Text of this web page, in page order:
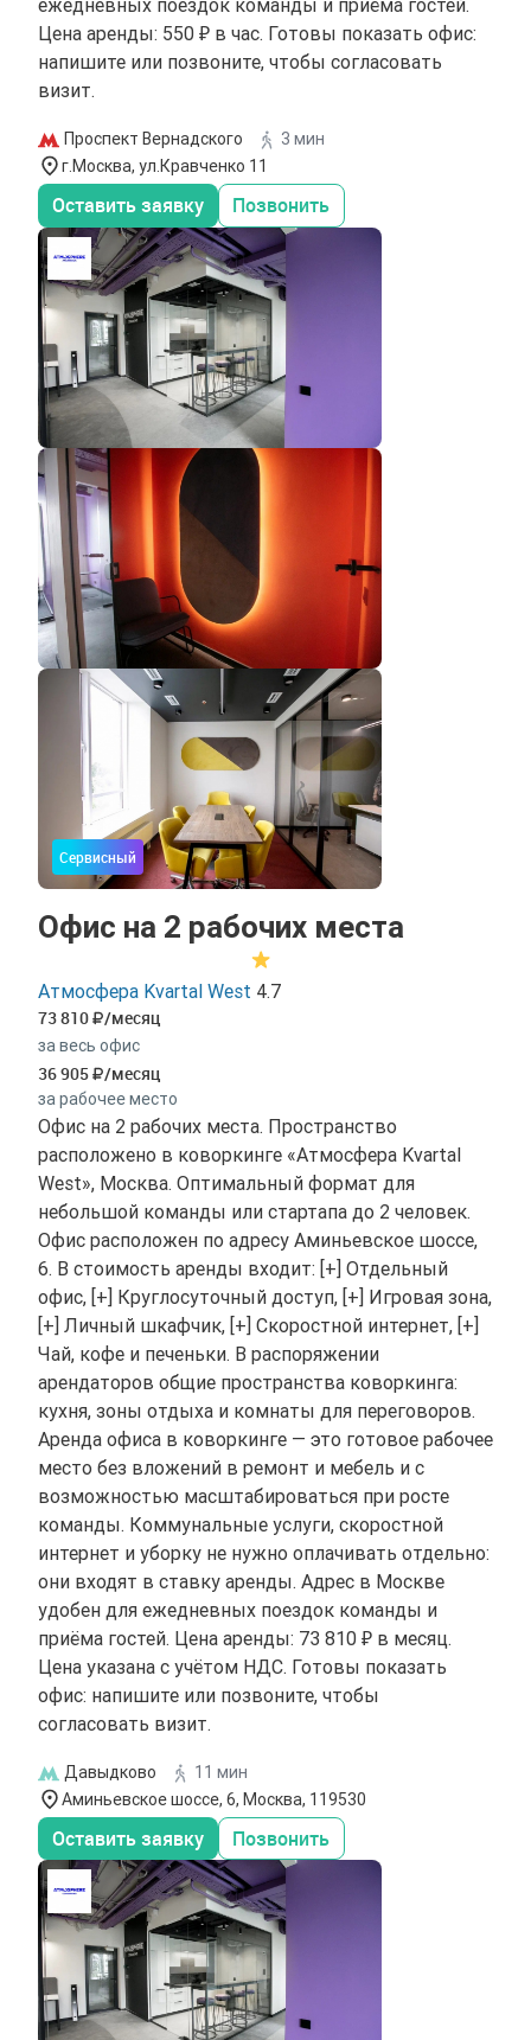
Цена аренды: 550 ₽ в час. Готовы показать офис:
напишите или позвоните, чтобы согласовать
визит.
Проспект Вернадского
3 мин
г.Москва, ул.Кравченко 11
Оставить заявку Позвонить
Сервисный
Офис на 2 рабочих места
Атмосфера Kvartal West 4.7
73 810 /месяц
за весь офис
36 905 /месяц
за рабочее место
Офис на 2 рабочих места. Пространство
расположено в коворкинге «Атмосфера Kvartal
West», Москва. Оптимальный формат для
небольшой команды или стартапа до 2 человек.
Офис расположен по адресу Аминьевское шоссе,
6. В стоимость аренды входит: [+] Отдельный
офис, [+] Круглосуточный доступ, [+] Игровая зона,
[+] Личный шкафчик, [+] Скоростной интернет, [+]
Чай, кофе и печеньки. В распоряжении
арендаторов общие пространства коворкинга:
кухня, зоны отдыха и комнаты для переговоров.
Аренда офиса в коворкинге — это готовое рабочее
место без вложений в ремонт и мебель и с
возможностью масштабироваться при росте
команды. Коммунальные услуги, скоростной
интернет и уборку не нужно оплачивать отдельно:
они входят в ставку аренды. Адрес в Москве
удобен для ежедневных поездок команды и
приёма гостей. Цена аренды: 73 810 ₽ в месяц.
Цена указана с учётом НДС. Готовы показать
офис: напишите или позвоните, чтобы
согласовать визит.
Давыдково
11 мин
Аминьевское шоссе, 6, Москва, 119530
Оставить заявку Позвонить